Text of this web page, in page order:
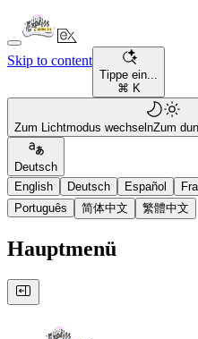
Skip to content
Tippe ein...
⌘ K
Zum Lichtmodus wechselnZum
Deutsch
English
Deutsch Español
Português
简体中文 繁體中文
Hauptmenü